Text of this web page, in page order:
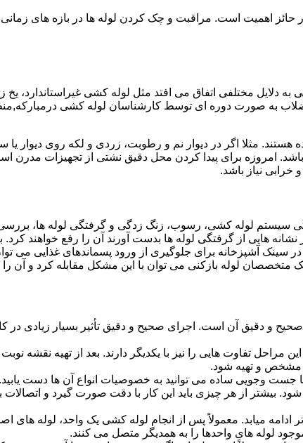
حائز اهمیت است. مراقبت و چک کردن لوله ها در بازه های
دلایل مختلفی اتفاق می افتد مثل لوله کشی غیراستاندارد،
به صورت دوره ای توسط کارشناسان لوله کشی
هستند. مثلا اگر در دیوار نم و رطوبت، زردی و لکه روی
باشد. امروزه برای پیدا کردن محل دقیق نشتی از تجهیزات
نیاز باشد.
لوله کشی، رسوب، زنگ زدگی و گرفتگی لوله ها،
هایی از گرفتگی لوله ها بدست آورند آن را رفع خواهند
آشپزخانه برای جلوگیری از ورود پسماندهای غذایی می
متخصصان لوله بازکنی می توان با این مشکل مقابله کرد و آن
و دقیق آن است. اجرای صحیح و دقیق تأثیر بسیار زیادی در
تفاوت هایی را نیز با یکدیگر دارند. بعد از تهیه نقشه
مشخص و تهیه شود.
جست وجویی ساده می توانید به خصوصیات انواع آن ها دست
بیشتر از هر چیزی باید این کار با دقت صورت گیرد و
ادامه میابد. معمولاً پس از انجام لوله کشی یک واحد، لوله های
لوله های واحدها را به همدیگر متصل می کنند.